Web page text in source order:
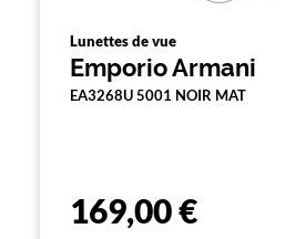
Lunettes de vue
Emporio Armani
EA3268U 5001 NOIR MAT
169,00 €